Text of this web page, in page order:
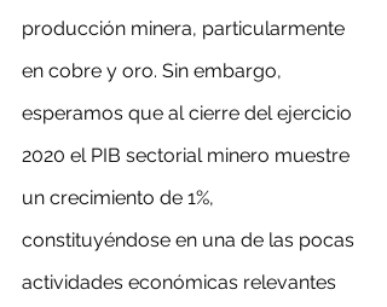
producción minera, particularmente
en cobre y oro. Sin embargo,
esperamos que al cierre del ejercicio
2020 el PIB sectorial minero muestre
un crecimiento de 1%,
constituyéndose en una de las pocas
actividades económicas relevantes